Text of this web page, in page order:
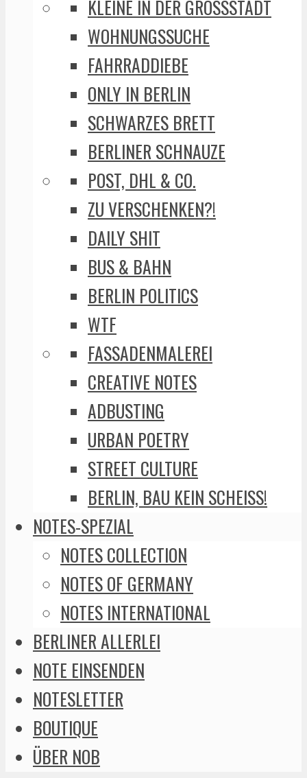
KLEINE IN DER GROSSSTADT
WOHNUNGSSUCHE
FAHRRADDIEBE
ONLY IN BERLIN
SCHWARZES BRETT
BERLINER SCHNAUZE
POST, DHL & CO.
ZU VERSCHENKEN?!
DAILY SHIT
BUS & BAHN
BERLIN POLITICS
WTF
FASSADENMALEREI
CREATIVE NOTES
ADBUSTING
URBAN POETRY
STREET CULTURE
BERLIN, BAU KEIN SCHEISS!
NOTES-SPEZIAL
NOTES COLLECTION
NOTES OF GERMANY
NOTES INTERNATIONAL
BERLINER ALLERLEI
NOTE EINSENDEN
NOTESLETTER
BOUTIQUE
ÜBER NOB